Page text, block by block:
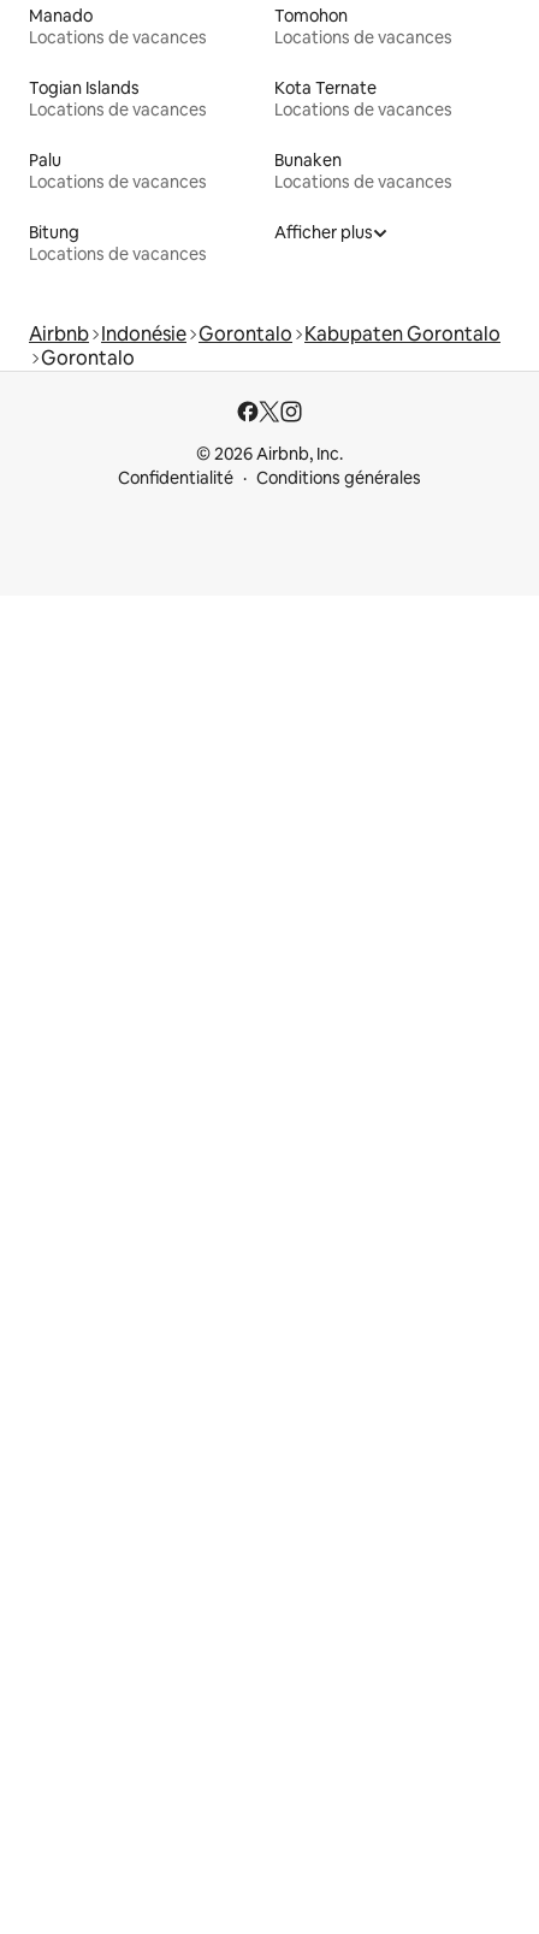
Manado
Locations de vacances
Tomohon
Locations de vacances
Togian Islands
Locations de vacances
Kota Ternate
Locations de vacances
Palu
Locations de vacances
Bunaken
Locations de vacances
Bitung
Locations de vacances
Afficher plus
Airbnb Indonésie Gorontalo Kabupaten Gorontalo
Gorontalo
© 2026 Airbnb, Inc.
Confidentialité
Conditions générales